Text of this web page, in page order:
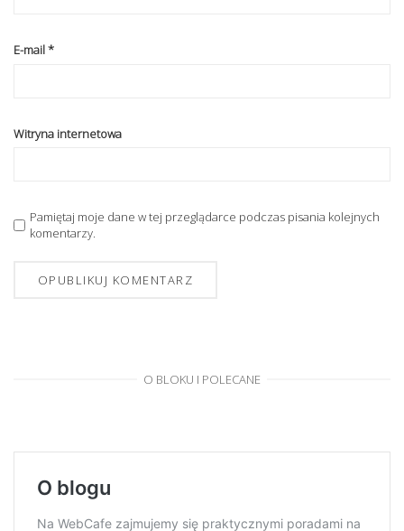
E-mail*
Witryna internetowa
Pamiętaj moje dane w tej przeglądarce podczas pisania kolejnych
komentarzy.
O BLOKU I POLECANE